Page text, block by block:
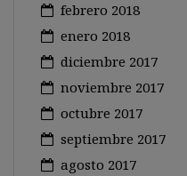
febrero 2018
enero 2018
diciembre 2017
noviembre 2017
octubre 2017
septiembre 2017
agosto 2017